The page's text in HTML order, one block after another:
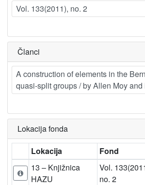
Vol. 133(2011), no. 2
Članci
A construction of elements in the
quasi-split groups / by Allen Moy and
Lokacija fonda
Lokacija
Fond
13 – Knjižnica
HAZU
Vol.
no. 2